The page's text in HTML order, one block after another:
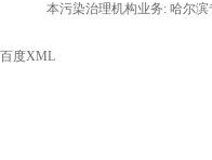
本污染治理机构业务: 哈尔
百度XML